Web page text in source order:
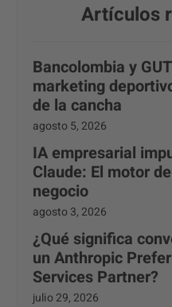
Artículos
Bancolombia y
marketing
de la cancha
agosto 5, 2026
IA empresarial
Claude: El motor
negocio
agosto 3, 2026
¿Qué significa
un Anthropic
Services Partner?
julio 29, 2026